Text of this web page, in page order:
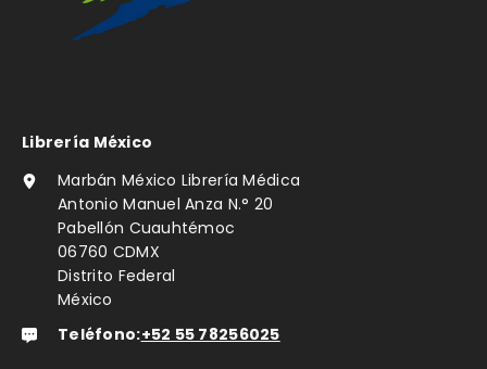
Librería México
Marbán México Librería Médica
Antonio Manuel Anza N.° 20
Pabellón Cuauhtémoc
06760 CDMX
Distrito Federal
México
Teléfono:+52 55 78256025